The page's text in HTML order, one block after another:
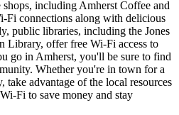
including Amherst Coffee and
Fi connections along with delicious
public libraries, including the Jones
Library, offer free Wi-Fi access to
go in Amherst, you'll be sure to find
Whether you're in town for a
take advantage of the local resources
Fi to save money and stay